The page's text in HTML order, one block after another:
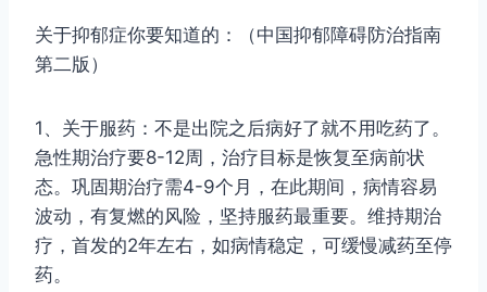
关于抑郁症你要知道的：（中国抑郁障碍防治指南
第二版）
1、关于服药：不是出院之后病好了就不用吃药了。
急性期治疗要8-12周，治疗目标是恢复至病前状
态。巩固期治疗需4-9个月，在此期间，病情容易
波动，有复燃的风险，坚持服药最重要。维持期治
疗，首发的2年左右，如病情稳定，可缓慢减药至停
药。